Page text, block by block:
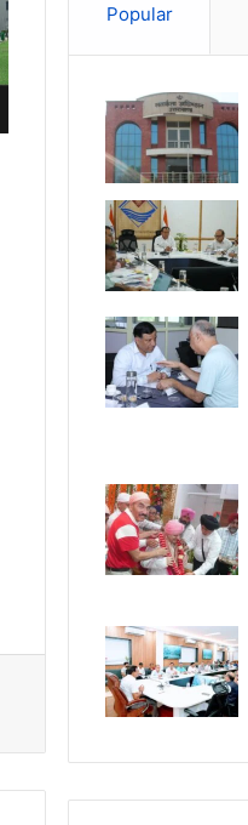
Popular